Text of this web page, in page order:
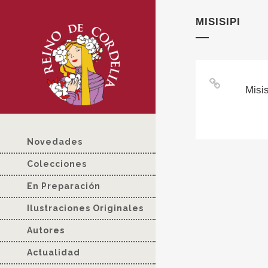
Novedades
Colecciones
En Preparación
Ilustraciones Originales
Autores
Actualidad
MISISIPI